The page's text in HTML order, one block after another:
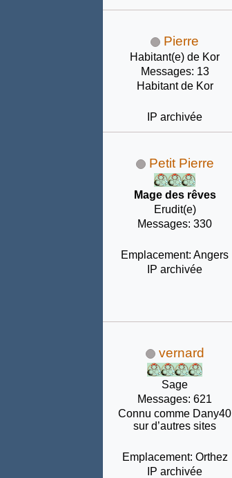
Pierre
Habitant(e) de Kor
Messages: 13
Habitant de Kor
IP archivée
Petit Pierre
Mage des rêves
Erudit(e)
Messages: 330
Emplacement: Angers
IP archivée
vernard
Sage
Messages: 621
Connu comme Dany40
sur d’autres sites
Emplacement: Orthez
IP archivée